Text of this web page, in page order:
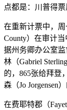
点都是：川普得
在重新计票中，
County）在审计
据州务卿办公室
林（Gabriel
的，865张给拜登
森（Jo Jorgensen）
在费耶特郡（